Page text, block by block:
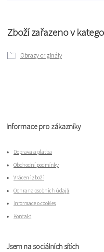
Zboží zařazeno v
Obrazy originály
Informace pro zákazníky
Doprava a platba
Obchodní podmínky
Vrácení zboží
Ochrana osobních údajů
Informace o cookies
Kontakt
Jsem na sociálních sítích